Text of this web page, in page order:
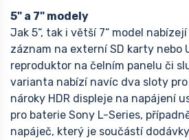
5" a 7" modely
Jak 5“, tak i větší 7“ model
záznam na externí SD karty nebo
reproduktor na čelním panelu či
varianta nabízí navíc dva sloty pro
nároky HDR displeje na napájení
pro baterie Sony L-Series,
napáječ, který je součástí